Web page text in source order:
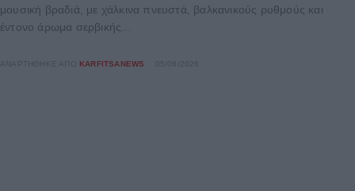
μουσική βραδιά, με χάλκινα πνευστά, βαλκανικούς ρυθμούς και
έντονο άρωμα σερβικής...
ΑΝΑΡΤΉΘΗΚΕ ΑΠΌ KARFITSANEWS